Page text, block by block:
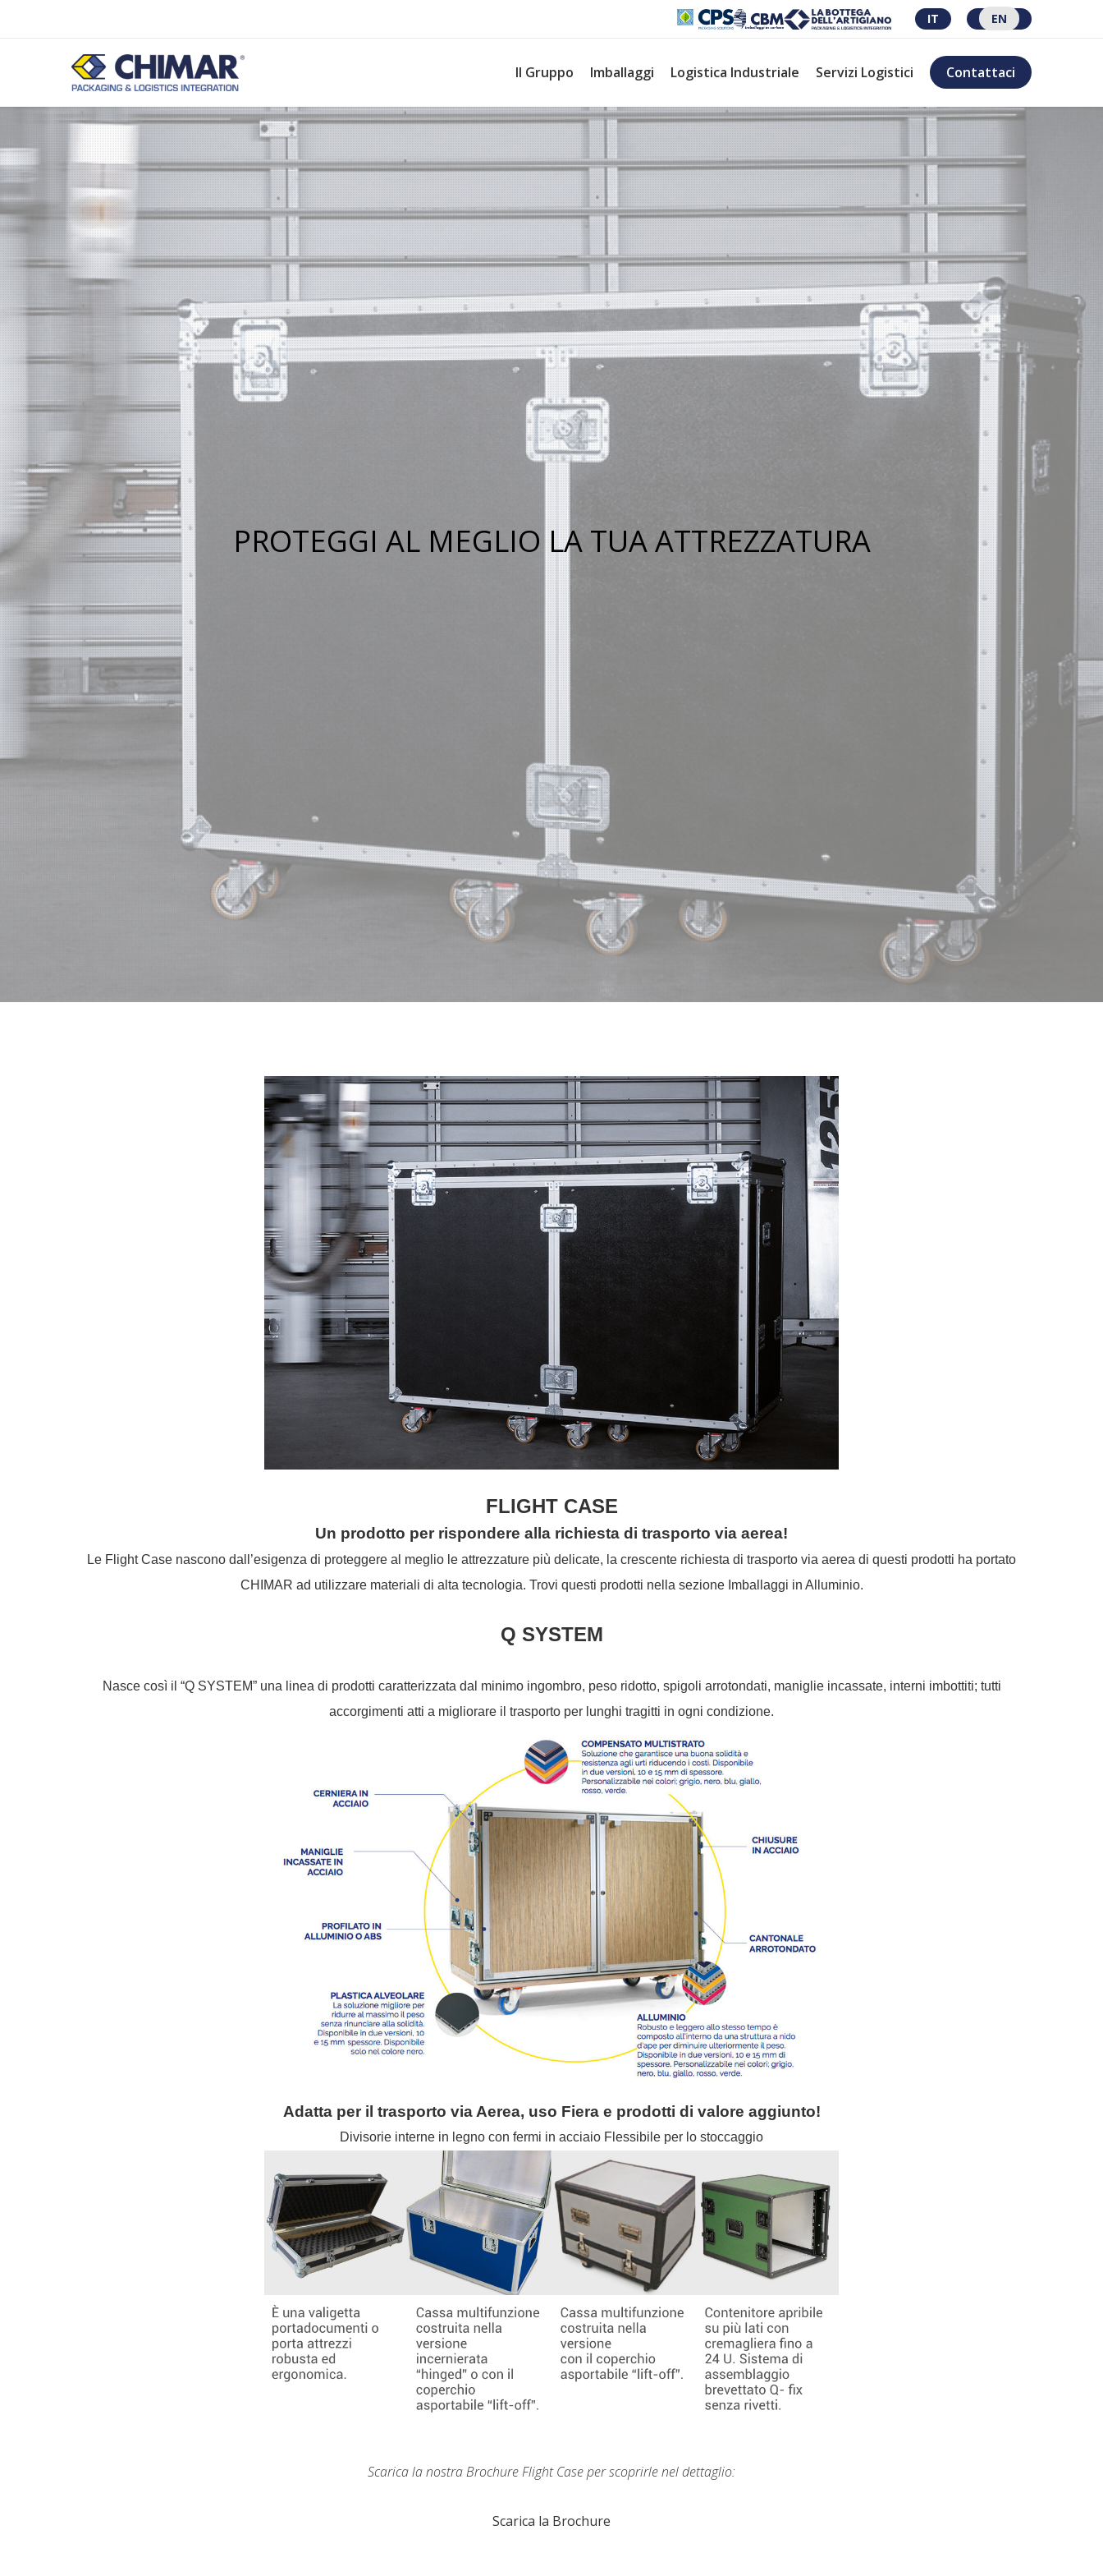
IT EN
Il Gruppo Imballaggi Logistica Industriale Servizi Logistici Contattaci
PROTEGGI AL MEGLIO LA TUA ATTREZZATURA
FLIGHT CASE
Un prodotto per rispondere alla richiesta di trasporto via aerea!
Le Flight Case nascono dall’esigenza di proteggere al meglio le attrezzature più delicate, la crescente richiesta di trasporto via aerea di questi prodotti ha portato
CHIMAR ad utilizzare materiali di alta tecnologia. Trovi questi prodotti nella sezione Imballaggi in Alluminio.
Q SYSTEM
Nasce così il “Q SYSTEM” una linea di prodotti caratterizzata dal minimo ingombro, peso ridotto, spigoli arrotondati, maniglie incassate, interni imbottiti; tutti
accorgimenti atti a migliorare il trasporto per lunghi tragitti in ogni condizione.
Adatta per il trasporto via Aerea, uso Fiera e prodotti di valore aggiunto!
Divisorie interne in legno con fermi in acciaio Flessibile per lo stoccaggio
Scarica la nostra Brochure Flight Case per scoprirle nel dettaglio:
Scarica la Brochure